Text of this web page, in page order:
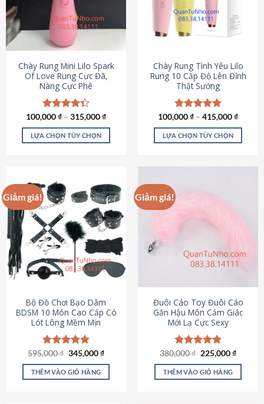
chọn
thể
chọn
trên
trang
sản
phẩm
Chày Rung Mini Lilo Spark
Of Love Rung Cực Đã,
Nàng Cực Phê
Được xếp
hạng4.33
5 sao
100,000₫ – 315,000₫
LỰA CHỌN TÙY CHỌN
có
nhiều
biến
thể.
Các
tùy
chọn
có
chọn
trên
trang
sản
phẩm
Chày Rung Tình Yêu Lilo
Rung 10 Cấp Độ Lên Đỉnh
Thật Sướng
Được xếp
hạng4.94
5 sao
100,000₫ – 415,000₫
LỰA CHỌN TÙY CHỌN
biến
thể.
chọn
chọn
trên
trang
sản
phẩm
Giảm giá!
Bộ Đồ Chơi Bạo Dâm
BDSM 10 Món Cao Cấp Có
Lót Lông Mềm Mịn
Được xếp
hạng4.88
5 sao
595,000₫ Giá
là:
595,000 ₫.
345,000₫Giá
tại
THÊM VÀO GIỎ HÀNG
Giảm giá!
Đuôi Cáo Toy Đuôi Cáo
Gắn Hậu Môn Cảm Giác
Mới Lạ Cực Sexy
Được xếp
hạng4.88
5 sao
380,000₫ Giá
là:
380,000 ₫.
225,000₫Giá
tại
THÊM VÀO GIỎ HÀNG